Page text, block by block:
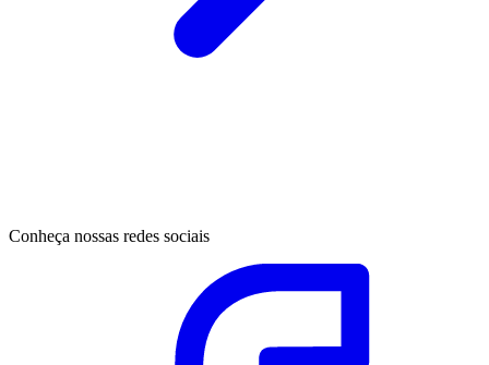
Conheça nossas redes sociais